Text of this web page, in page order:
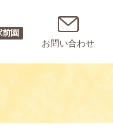
園
お問い合わせ